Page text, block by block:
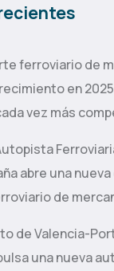
ferroviario de
en
vez más
abre una
de
de Valencia-
una nueva